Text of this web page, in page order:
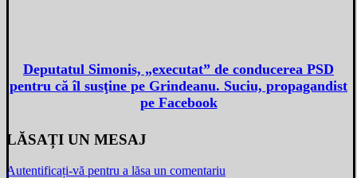
Deputatul Simonis, „executat” de conducerea PSD
pentru că îl susţine pe Grindeanu. Suciu, propagandist
pe Facebook
LĂSAȚI UN MESAJ
Autentificați-vă pentru a lăsa un comentariu